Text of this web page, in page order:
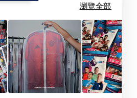
瀏覽全部